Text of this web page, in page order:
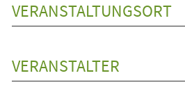
VERANSTALTUNGSORT
VERANSTALTER